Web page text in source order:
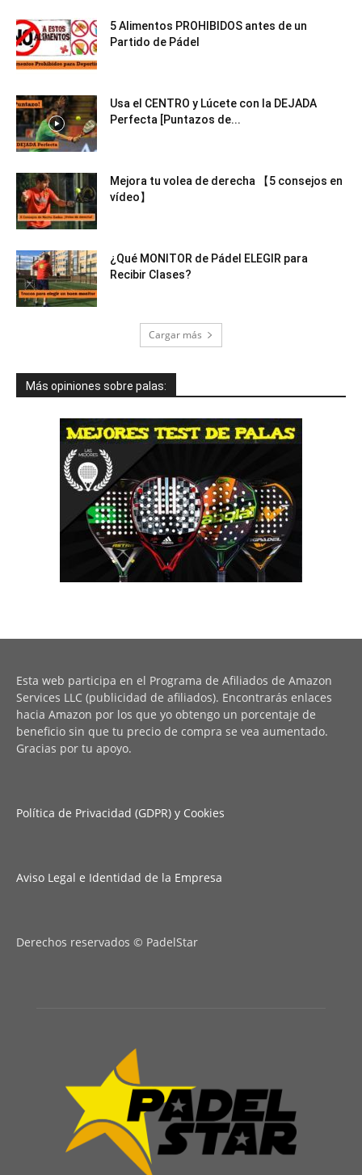
5 Alimentos PROHIBIDOS antes de un
Partido de Pádel
Usa el CENTRO y Lúcete con la DEJADA
Perfecta [Puntazos de...
Mejora tu volea de derecha 【5 consejos en
vídeo】
¿Qué MONITOR de Pádel ELEGIR para
Recibir Clases?
Cargar más
Más opiniones sobre palas:
Esta web participa en el Programa de Afiliados de Amazon
Services LLC (publicidad de afiliados). Encontrarás enlaces
hacia Amazon por los que yo obtengo un porcentaje de
beneficio sin que tu precio de compra se vea aumentado.
Gracias por tu apoyo.
Política de Privacidad (GDPR) y Cookies
Aviso Legal e Identidad de la Empresa
Derechos reservados © PadelStar